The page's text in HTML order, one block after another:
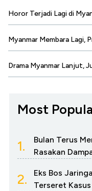
Horor Terjadi Lagi di
Myanmar Membara Lagi,
Drama Myanmar Lanjut,
Most
1.
Bulan Terus
Rasakan
2.
Eks Bos
Terseret